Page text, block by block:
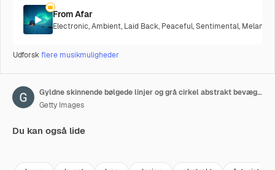
From Afar
Electronic,Ambient, Laid Back, Peaceful,Sentimental,
Udforskflere musikmuligheder
Gyldne skinnende bølgede linjer og grå cirkel abstrakt bevægelig baggrund
Getty Images
Du kan også lide